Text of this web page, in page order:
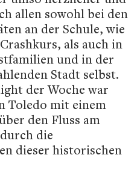
allen sowohl bei den
an der Schule, wie
als auch in
und in der
Stadt selbst.
der Woche war
Toledo mit einem
den Fluss am
die
dieser historischen